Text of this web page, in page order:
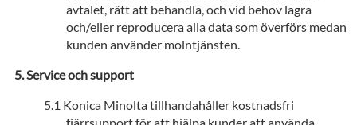
avtalet, rätt att behandla, och vid behov lagra
och/eller reproducera alla data som överförs medan
kunden använder molntjänsten.
Service och support
Konica Minolta tillhandahåller kostnadsfri